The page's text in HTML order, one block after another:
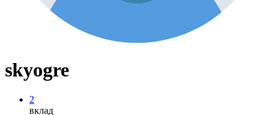
skyogre
2
вклад